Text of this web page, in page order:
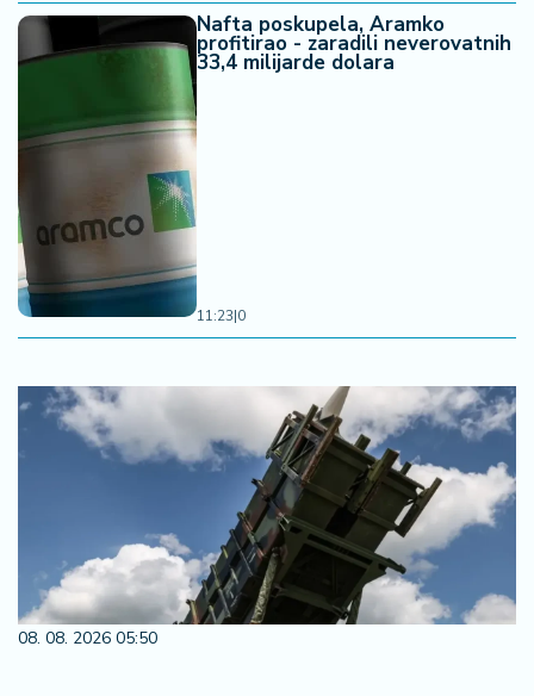
Nafta poskupela, Aramko
profitirao - zaradili neverovatnih
33,4 milijarde dolara
11:23|0
08. 08. 2026 05:50